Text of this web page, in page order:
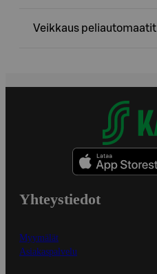
Veikkaus peliautomaatit
Yhteystiedot
Myymälät
Asiakaspalvelu